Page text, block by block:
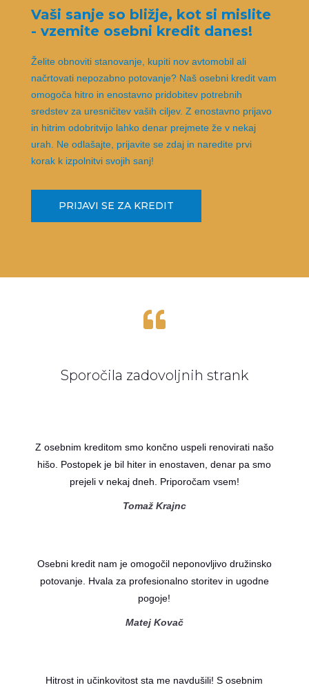
Vaši sanje so bližje, kot si mislite
- vzemite osebni kredit danes!
Želite obnoviti stanovanje, kupiti nov avtomobil ali
načrtovati nepozabno potovanje? Naš osebni kredit vam
omogoča hitro in enostavno pridobitev potrebnih
sredstev za uresničitev vaših ciljev. Z enostavno prijavo
in hitrim odobritvijo lahko denar prejmete že v nekaj
urah. Ne odlašajte, prijavite se zdaj in naredite prvi
korak k izpolnitvi svojih sanj!
PRIJAVI SE ZA KREDIT

Sporočila zadovoljnih strank
Z osebnim kreditom smo končno uspeli renovirati našo
hišo. Postopek je bil hiter in enostaven, denar pa smo
prejeli v nekaj dneh. Priporočam vsem!
Tomaž Krajnc
Osebni kredit nam je omogočil neponovljivo družinsko
potovanje. Hvala za profesionalno storitev in ugodne
pogoje!
Matej Kovač
Hitrost in učinkovitost sta me navdušili! S osebnim